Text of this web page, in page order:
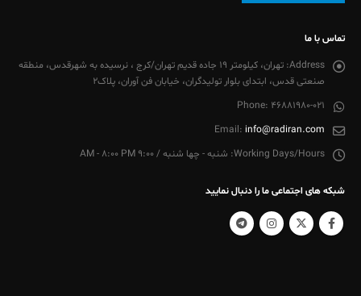
تماس با ما
Address:
تهران، کیلومتر 19 جاده قدیم تهران/کرج ، نرسیده به شهرقدس، منطقه
صنعتی قدس، ابتدای بلوار تولیدگران، خیابان فن آوران، پلاک2
Phone: 46881980-021
Email: info@radiran.com
Working Days/Hours: شنبه - چها شنبه / 9:00 AM - 8:00 PM
شبکه های اجتماعی ما را دنبال نمایید